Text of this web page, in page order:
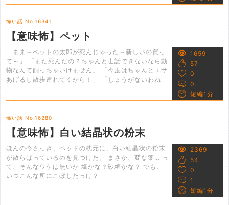
怖い話 No.16341
【意味怖】ペット
「まま～ペットの太郎が死んじゃった～新しいの買っ
て～」 「また死んだの？ちゃんと世話できないなら動
物なんて飼っちゃいけません」 「今度はちゃんとエサ
あげるし散歩連れてくから！」 「しょうがないわね
1659
57
0
0
短編1分
怖い話 No.16280
【意味怖】白い結晶状の粉末
ほんの今さっき、ベッドの枕元に、白い結晶状の粉末
が散らばっているのを見つけた。 まさか、変な薬… っ
て、そんなワケは無いか 塩かな？砂糖かな？ でも、
いつこんな所にこぼしたっけ？
2369
54
0
1
短編1分